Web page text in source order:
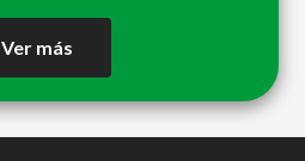
Ver más